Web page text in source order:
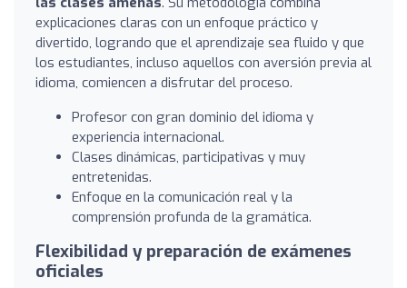
explicaciones claras con un enfoque práctico y
divertido, logrando que el aprendizaje sea fluido y que
los estudiantes, incluso aquellos con aversión previa al
idioma, comiencen a disfrutar del proceso.
Profesor con gran dominio del idioma y
experiencia internacional.
Clases dinámicas, participativas y muy
entretenidas.
Enfoque en la comunicación real y la
comprensión profunda de la gramática.
Flexibilidad y preparación de exámenes
oficiales